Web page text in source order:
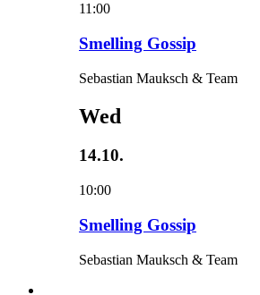
11:00
Smelling Gossip
Sebastian Mauksch & Team
Wed
14.10.
10:00
Smelling Gossip
Sebastian Mauksch & Team